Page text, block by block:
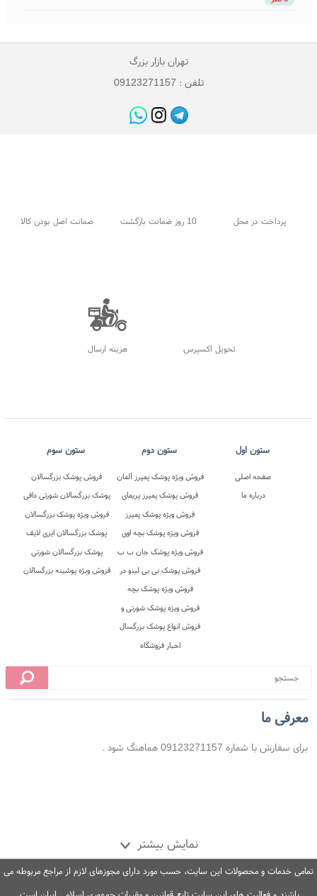
تهران بازار بزرگ
تلفن : 09123271157
معرفی ما
برای سفارش با شماره 09123271157 هماهنگ شود .
نمایش بیشتر
تمامی خدمات و محصولات این سایت، حسب مورد دارای مجوزهای لازم از مراجع مربوطه می